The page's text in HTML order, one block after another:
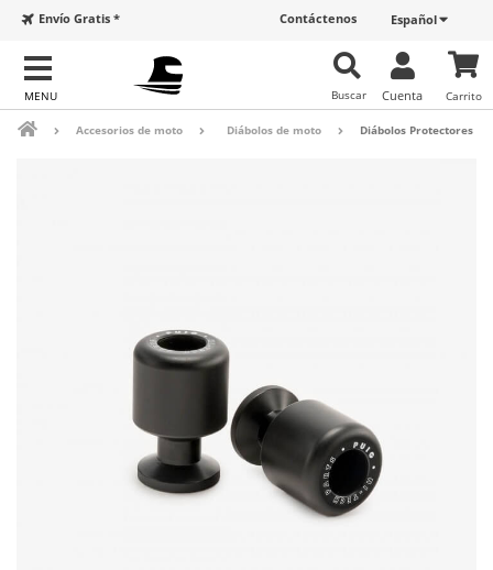
Español
Contáctenos
Envío Gratis *
Carrito
Cuenta
Buscar
Accesorios de moto Diábolos de moto Diábolos Protectores